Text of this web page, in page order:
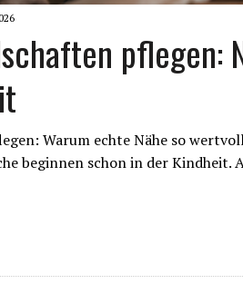
pflegen:
Warum echte Nähe so
beginnen schon in der Kindheit.